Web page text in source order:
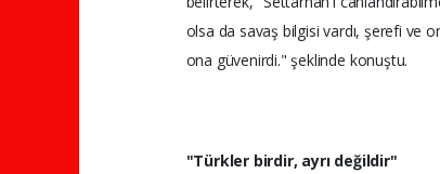
olsa da savaş bilgisi vardı, şerefi ve
ona güvenirdi." şeklinde konuştu.
"Türkler birdir, ayrı değildir"